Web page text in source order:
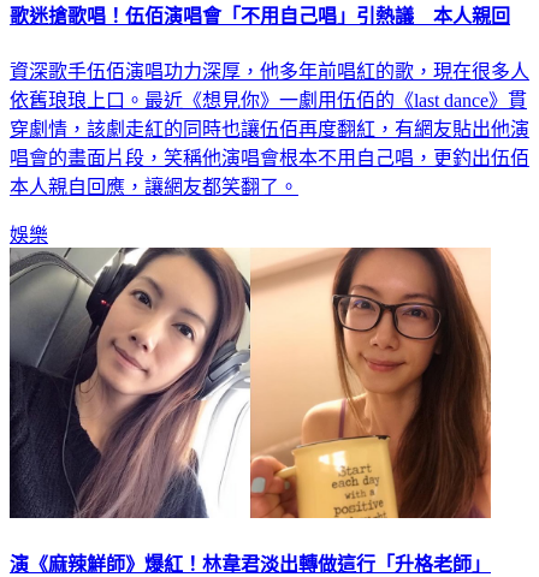
歌迷搶歌唱！伍佰演唱會「不用自己唱」引熱議 本人親回
資深歌手伍佰演唱功力深厚，他多年前唱紅的歌，現在很多人
依舊琅琅上口。最近《想見你》一劇用伍佰的《last dance》貫
穿劇情，該劇走紅的同時也讓伍佰再度翻紅，有網友貼出他演
唱會的畫面片段，笑稱他演唱會根本不用自己唱，更釣出伍佰
本人親自回應，讓網友都笑翻了。
娛樂
演《麻辣鮮師》爆紅！林韋君淡出轉做這行「升格老師」